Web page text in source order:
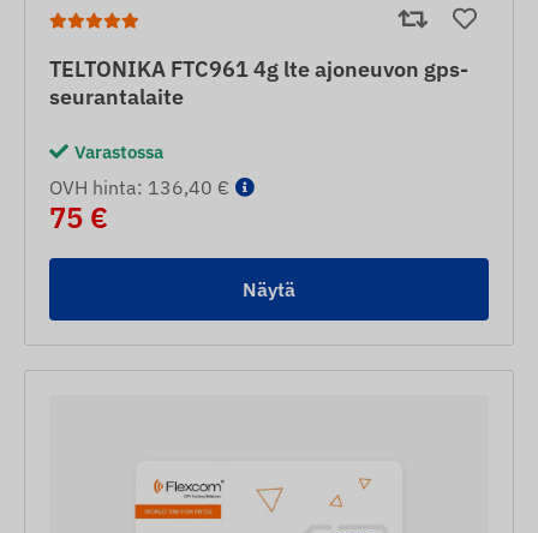
TELTONIKA FTC961 4g lte ajoneuvon gps-
seurantalaite
Varastossa
OVH hinta: 136,40 €
75 €
Näytä